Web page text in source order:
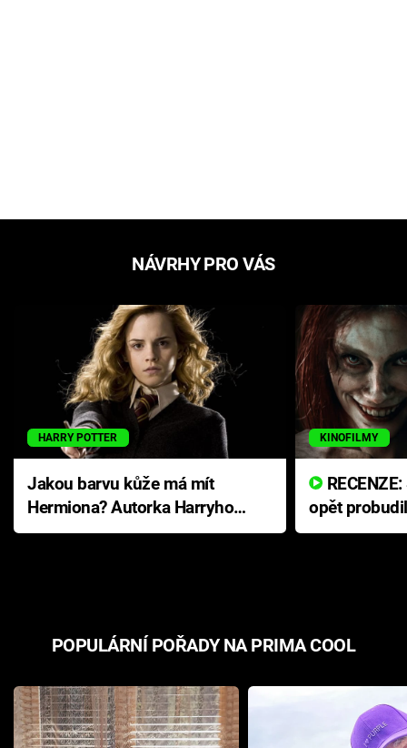
NÁVRHY PRO VÁS
HARRY POTTER
Jakou barvu kůže má mít
Hermiona? Autorka Harryho
Pottera přišla s ráznou
KINOFILMY
opět
přichází s
POPULÁRNÍ POŘADY NA PRIMA COOL